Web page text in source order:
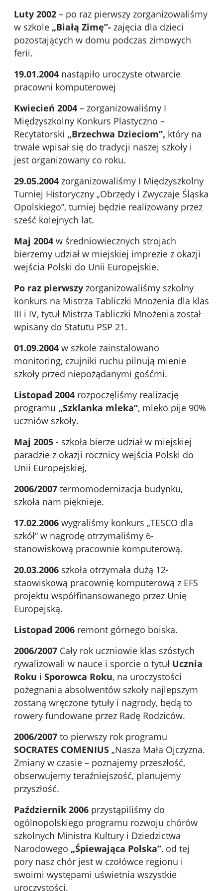
Luty 2002 – po raz pierwszy zorganizowaliśmy
w szkole „Białą Zimę”- zajęcia dla dzieci
pozostających w domu podczas zimowych
ferii.
19.01.2004 nastąpiło uroczyste otwarcie
pracowni komputerowej
Kwiecień 2004 – zorganizowaliśmy I
Międzyszkolny Konkurs Plastyczno –
Recytatorski „Brzechwa Dzieciom”, który na
trwale wpisał się do tradycji naszej szkoły i
jest organizowany co roku.
29.05.2004 zorganizowaliśmy I Międzyszkolny
Turniej Historyczny „Obrzędy i Zwyczaje Śląska
Opolskiego”, turniej będzie realizowany przez
sześć kolejnych lat.
Maj 2004 w średniowiecznych strojach
bierzemy udział w miejskiej imprezie z okazji
wejścia Polski do Unii Europejskie.
Po raz pierwszy zorganizowaliśmy szkolny
konkurs na Mistrza Tabliczki Mnożenia dla klas
III i IV, tytuł Mistrza Tabliczki Mnożenia został
wpisany do Statutu PSP 21.
01.09.2004 w szkole zainstalowano
monitoring, czujniki ruchu pilnują mienie
szkoły przed niepożądanymi gośćmi.
Listopad 2004 rozpoczęliśmy realizację
programu „Szklanka mleka”, mleko pije 90%
uczniów szkoły.
Maj 2005 - szkoła bierze udział w miejskiej
paradzie z okazji rocznicy wejścia Polski do
Unii Europejskiej,
2006/2007 termomodernizacja budynku,
szkoła nam pięknieje.
17.02.2006 wygraliśmy konkurs „TESCO dla
szkół” w nagrodę otrzymaliśmy 6-
stanowiskową pracownie komputerową.
20.03.2006 szkoła otrzymała dużą 12-
staowiskową pracownię komputerową z EFS
projektu współfinansowanego przez Unię
Europejską.
Listopad 2006 remont górnego boiska.
2006/2007 Cały rok uczniowie klas szóstych
rywalizowali w nauce i sporcie o tytuł Ucznia
Roku i Sporowca Roku, na uroczystości
pożegnania absolwentów szkoły najlepszym
zostaną wręczone tytuły i nagrody, będą to
rowery fundowane przez Radę Rodziców.
2006/2007 to pierwszy rok programu
SOCRATES COMENIUS „Nasza Mała Ojczyzna.
Zmiany w czasie – poznajemy przeszłość,
obserwujemy teraźniejszość, planujemy
przyszłość.
Październik 2006 przystąpiliśmy do
ogólnopolskiego programu rozwoju chórów
szkolnych Ministra Kultury i Dziedzictwa
Narodowego „Śpiewająca Polska”, od tej
pory nasz chór jest w czołówce regionu i
swoimi występami uświetnia wszystkie
uroczystości.